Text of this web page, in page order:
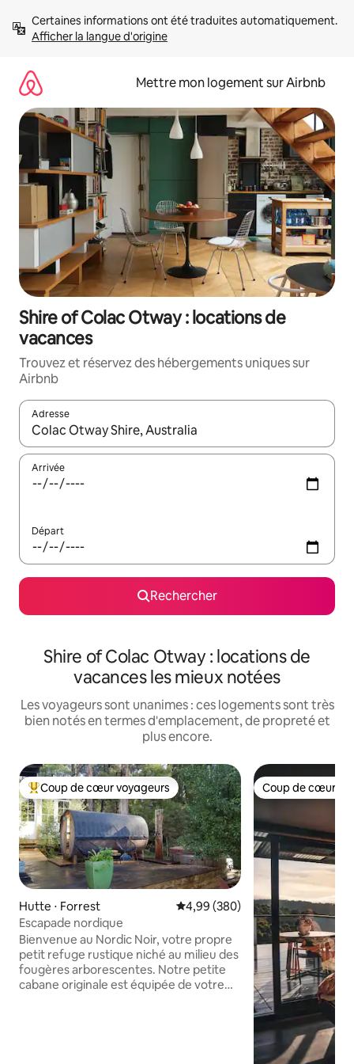
directement
Afficher la langue d'origine
Mettre mon logement sur Airbnb
Shire of Colac Otway : locations de
vacances
Trouvez et réservez des hébergements uniques sur
Airbnb
Adresse
Lorsque les résultats s'affichent, utilisez les flèches vers le
Arrivée
Départ
Rechercher
Shire of Colac Otway : locations de
vacances les mieux notées
Les voyageurs sont unanimes : ces logements sont très
bien notés en termes d'emplacement, de propreté et
plus encore.
Coups de cœur voyageurs les plus appréciés
Coup de cœur voyageurs
Hutte ⋅ Forrest Évaluation moyenne sur la
4,99 (380)
Escapade nordique
Bienvenue au Nordic Noir, votre propre
petit refuge rustique niché au milieu des
fougères arborescentes. Notre petite
cabane originale est équipée de votre
Coup de cœur
Coup de cœur